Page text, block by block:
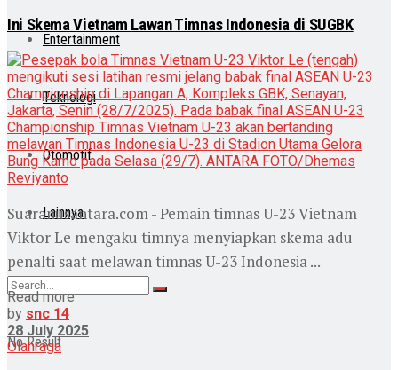
Entertainment
Teknologi
Otomotif
Lainnya
No Result
Ini Skema Vietnam Lawan Timnas Indonesia di SUGBK
Suaranusantara.com - Pemain timnas U-23 Vietnam
Viktor Le mengaku timnya menyiapkan skema adu
penalti saat melawan timnas U-23 Indonesia ...
Read more
by snc 14
28 July 2025
Olahraga